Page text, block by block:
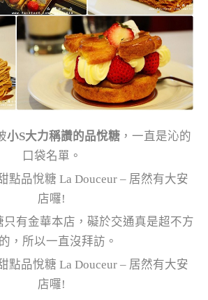
小S大力稱讚的品悅糖 ，一直是沁的
口袋名單。
有金華本店，礙於交通真是超不方
，所以一直沒拜訪。